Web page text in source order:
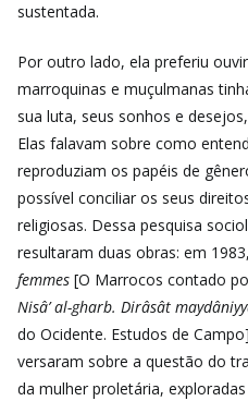
sustentada.
Por outro lado, ela preferiu
marroquinas e muçulmanas
sua luta, seus sonhos e
Elas falavam sobre como
reproduziam os papéis de
possível conciliar os seus
religiosas. Dessa pesquisa
resultaram duas obras: em 1983,
femmes [O Marrocos contado
Nisâ’ al-gharb. Dirâsât
do Ocidente. Estudos de
versaram sobre a questão do
da mulher proletária,